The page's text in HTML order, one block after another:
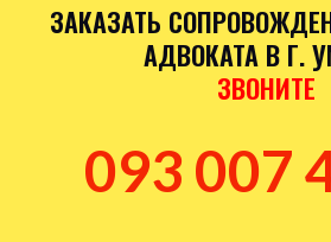
ЗАКАЗАТЬ
АДВОКАТА В Г.
ЗВОНИТЕ
093 007